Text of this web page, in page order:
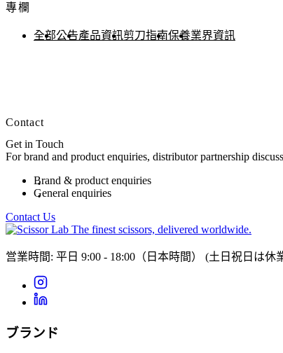
專欄
全部公告產品資訊剪刀指南保養業界資訊
Contact
Get in Touch
For brand and product enquiries, distributor partnership
Brand & product enquiries
General enquiries
Contact Us
The finest scissors, delivered worldwide.
営業時間: 平日 9:00 - 18:00（日本時間） (土日祝日は休
ブランド